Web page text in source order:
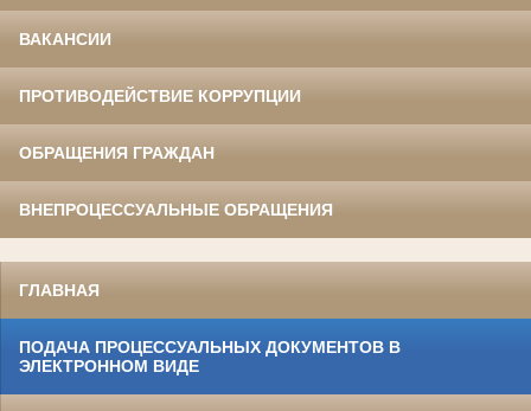
ВАКАНСИИ
ПРОТИВОДЕЙСТВИЕ КОРРУПЦИИ
ОБРАЩЕНИЯ ГРАЖДАН
ВНЕПРОЦЕССУАЛЬНЫЕ ОБРАЩЕНИЯ
ГЛАВНАЯ
ПОДАЧА ПРОЦЕССУАЛЬНЫХ ДОКУМЕНТОВ В
ЭЛЕКТРОННОМ ВИДЕ